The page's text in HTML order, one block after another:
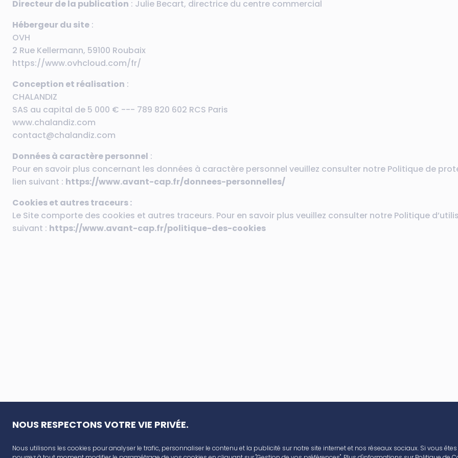
Directeur de la publication : Julie Becart, directrice du centre commercial
Hébergeur du site :
OVH
2 Rue Kellermann, 59100 Roubaix
https://www.ovhcloud.com/fr/
Conception et réalisation :
CHALANDIZ
SAS au capital de 5 000 € --- 789 820 602 RCS Paris
www.chalandiz.com
contact@chalandiz.com
Données à caractère personnel :
Pour en savoir plus concernant les données à caractère personnel veuillez consulter notre Politique de
lien suivant : https://www.avant-cap.fr/donnees-personnelles/
Cookies et autres traceurs :
Le Site comporte des cookies et autres traceurs. Pour en savoir plus veuillez consulter notre Politique
suivant : https://www.avant-cap.fr/politique-des-cookies
NOUS RESPECTONS VOTRE VIE PRIVÉE.
Nous utilisons les cookies pour analyser le trafic, personnaliser le contenu et la publicité sur notre site internet et nos réseaux sociaux. Si vous